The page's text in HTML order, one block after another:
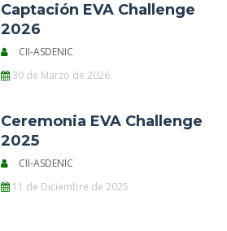
Captación EVA Challenge
2026
CII-ASDENIC
30 de Marzo de 2026
Ceremonia EVA Challenge
2025
CII-ASDENIC
11 de Diciembre de 2025